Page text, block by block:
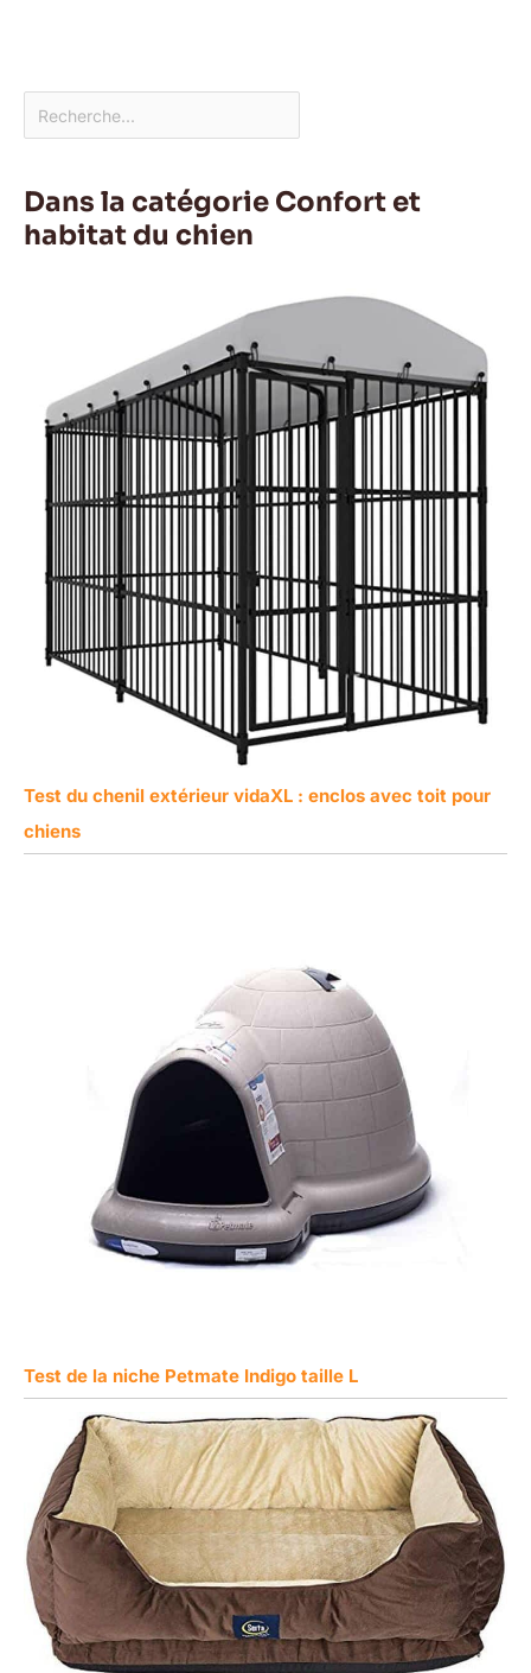
Dans la catégorie Confort et
habitat du chien
Test du chenil extérieur vidaXL : enclos avec toit pour
chiens
Test de la niche Petmate Indigo taille L